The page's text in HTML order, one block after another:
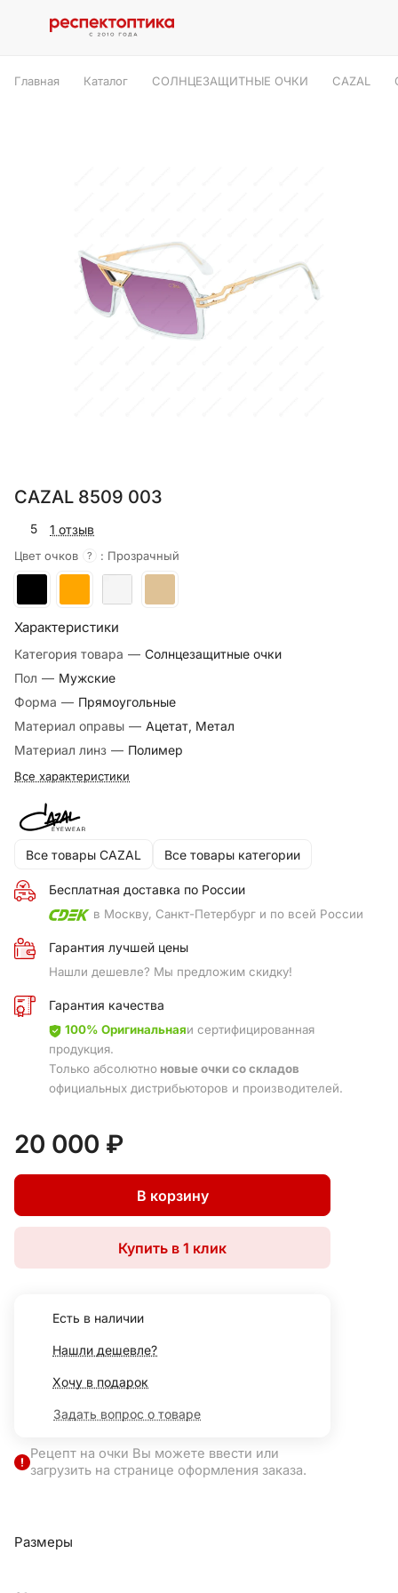
Главная Каталог СОЛНЦЕЗАЩИТНЫЕ ОЧКИ CAZAL
CAZAL 8509 003
5 1 отзыв
Цвет очков ? : Прозрачный
Характеристики
Категория товара — Солнцезащитные очки
Пол — Мужские
Форма — Прямоугольные
Материал оправы — Ацетат, Метал
Материал линз — Полимер
Все характеристики
Все товары CAZAL Все товары категории
Бесплатная доставка по России
в Москву, Санкт-Петербург и по всей России
Гарантия лучшей цены
Нашли дешевле? Мы предложим скидку!
Гарантия качества
100% Оригинальнаяи сертифицированная
продукция.
Только абсолютно новые очки со складов
официальных дистрибьюторов и производителей.
20 000 ₽
В корзину
Купить в 1 клик
Есть в наличии
Нашли дешевле?
Хочу в подарок
Задать вопрос о товаре
Рецепт на очки Вы можете ввести или
загрузить на странице оформления заказа.
Размеры